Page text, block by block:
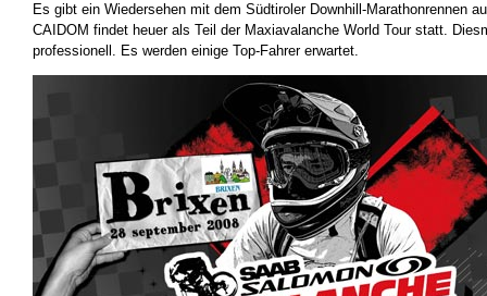
Es gibt ein Wiedersehen mit dem Südtiroler Downhill-Marathonrennen
CAIDOM findet heuer als Teil der Maxiavalanche World Tour statt.
professionell. Es werden einige Top-Fahrer erwartet.